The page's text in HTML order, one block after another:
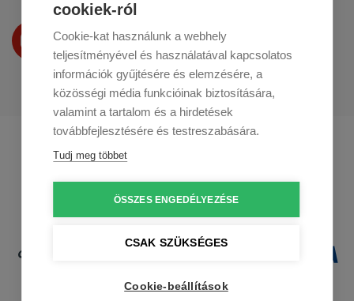
Termékeinket
a Youtube-on is bemutatjuk
Profikuchar.sk
Profikuchař.cz
cookiek-ról
Cookie-kat használunk a webhely
teljesítményével és használatával kapcsolatos
információk gyűjtésére és elemzésére, a
közösségi média funkcióinak biztosítására,
valamint a tartalom és a hirdetések
továbbfejlesztésére és testreszabására.
Tudj meg többet
ÖSSZES ENGEDÉLYEZÉSE
CSAK SZÜKSÉGES
Cookie-beállítások